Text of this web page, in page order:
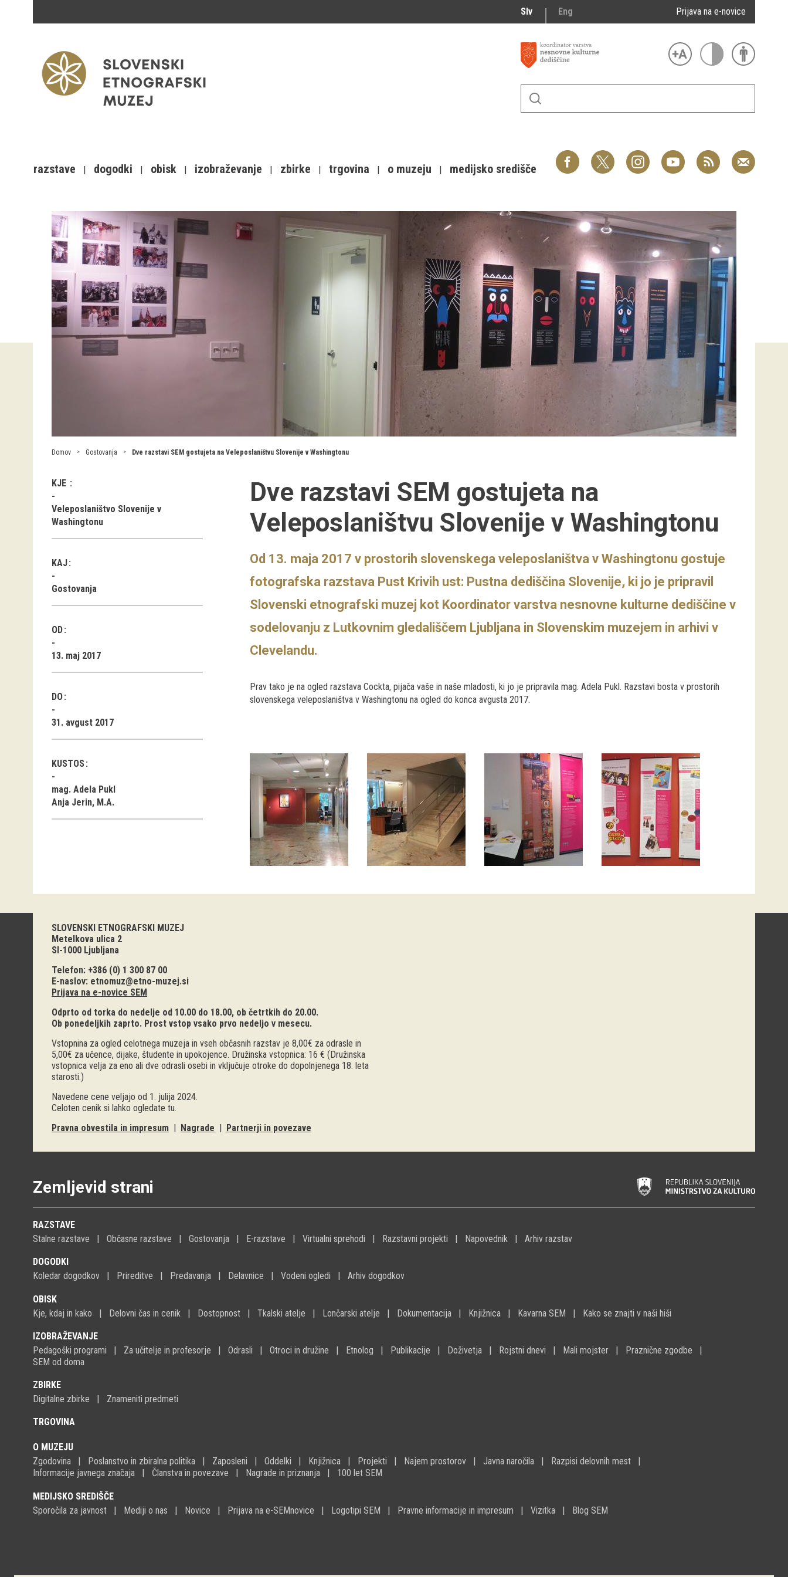
Slv Eng Prijava na e-novice
razstave dogodki obisk izobraževanje zbirke trgovina o muzeju medijsko središče
Domov Gostovanja Dve razstavi SEM gostujeta na Veleposlaništvu Slovenije v Washingtonu
KJE
Veleposlaništvo Slovenije v
Washingtonu
KAJ
Gostovanja
OD
13. maj 2017
DO
31. avgust 2017
KUSTOS
mag. Adela Pukl
Anja Jerin, M.A.
Dve razstavi SEM gostujeta na
Veleposlaništvu Slovenije v Washingtonu
Od 13. maja 2017 v prostorih slovenskega veleposlaništva v Washingtonu gostuje
fotografska razstava Pust Krivih ust: Pustna dediščina Slovenije, ki jo je pripravil
Slovenski etnografski muzej kot Koordinator varstva nesnovne kulturne dediščine v
sodelovanju z Lutkovnim gledališčem Ljubljana in Slovenskim muzejem in arhivi v
Clevelandu.
Prav tako je na ogled razstava Cockta, pijača vaše in naše mladosti, ki jo je pripravila mag. Adela Pukl. Razstavi bosta v prostorih
slovenskega veleposlaništva v Washingtonu na ogled do konca avgusta 2017.
SLOVENSKI ETNOGRAFSKI MUZEJ
Metelkova ulica 2
SI-1000 Ljubljana
Telefon: +386 (0) 1 300 87 00
E-naslov: etnomuz@etno-muzej.si
Prijava na e-novice SEM
Odprto od torka do nedelje od 10.00 do 18.00, ob četrtkih do 20.00.
Ob ponedeljkih zaprto. Prost vstop vsako prvo nedeljo v mesecu.
Vstopnina za ogled celotnega muzeja in vseh občasnih razstav je 8,00€ za odrasle in
5,00€ za učence, dijake, študente in upokojence. Družinska vstopnica: 16 € (Družinska
vstopnica velja za eno ali dve odrasli osebi in vključuje otroke do dopolnjenega 18. leta
starosti.)
Navedene cene veljajo od 1. julija 2024.
Celoten cenik si lahko ogledate tu.
Pravna obvestila in impresum | Nagrade | Partnerji in povezave
Zemljevid strani
RAZSTAVE
Stalne razstave
Občasne razstave Gostovanja E-razstave Virtualni sprehodi Razstavni projekti Napovednik Arhiv razstav
DOGODKI
Koledar dogodkov
Prireditve Predavanja Delavnice Vodeni ogledi Arhiv dogodkov
OBISK
Kje, kdaj in kako
Delovni čas in cenik Dostopnost Tkalski atelje Lončarski atelje Dokumentacija Knjižnica Kavarna SEM Kako se znajti v naši hiši
IZOBRAŽEVANJE
Pedagoški programi
Za učitelje in profesorje Odrasli Otroci in družine Etnolog Publikacije Doživetja Rojstni dnevi Mali mojster
Praznične zgodbe
SEM od doma
ZBIRKE
Digitalne zbirke
Znameniti predmeti
TRGOVINA
O MUZEJU
Zgodovina
Poslanstvo in zbiralna politika Zaposleni Oddelki Knjižnica Projekti Najem prostorov Javna naročila
Razpisi delovnih mest
Informacije javnega značaja
Članstva in povezave Nagrade in priznanja 100 let SEM
MEDIJSKO SREDIŠČE
Sporočila za javnost
Mediji o nas Novice Prijava na e-SEMnovice Logotipi SEM Pravne informacije in impresum Vizitka Blog SEM